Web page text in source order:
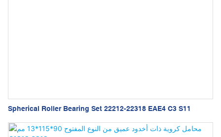
Spherical Roller Bearing Set 22212-22318 EAE4 C3 S11